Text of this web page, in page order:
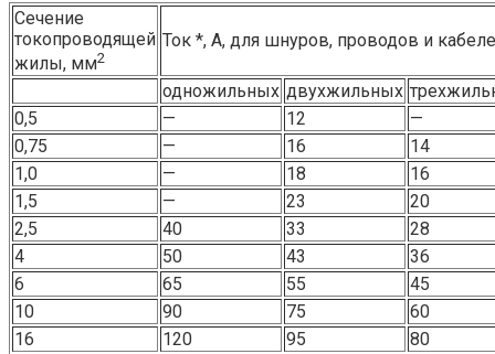
Сечение
токопроводящей
жилы, мм2
Ток *, А, для шнуров, проводов и
одножильных двухжильных
0,5
— 12
—
0,75
— 16
14
1,0
— 18
16
1,5
— 23
20
2,5
40 33
28
4
50 43
36
6
65 55
45
10
90 75
60
16
120 95
80